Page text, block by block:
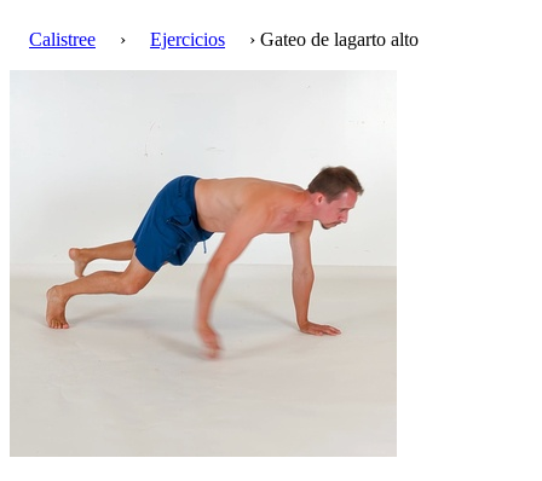
Calistree › Ejercicios › Gateo de lagarto alto